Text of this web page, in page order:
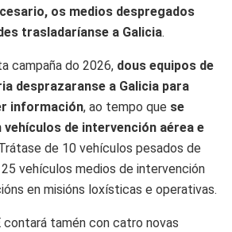
os medios despregados
trasladaríanse a Galicia.
campaña do 2026, dous equipos de
desprazaranse a Galicia para
información, ao tempo que se
de intervención aérea e
de 10 vehículos pesados de
vehículos medios de intervención
en misións loxísticas e operativas.
contará tamén con catro novas